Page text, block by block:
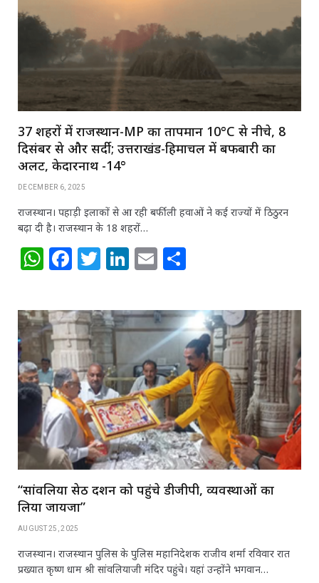
p
p
o
o
k
n
37 शहरों में राजस्थान-MP का तापमान 10°C से नीचे, 8
दिसंबर से और सर्दी; उत्तराखंड-हिमाचल में बर्फबारी का
अलर्ट, केदारनाथ -14°
DECEMBER 6, 2025
राजस्थान। पहाड़ी इलाकों से आ रही बर्फीली हवाओं ने कई राज्यों में ठिठुरन
बढ़ा दी है। राजस्थान के 18 शहरों…
W
at
s
A
p
p
F
c
e
b
o
o
k
T
itt
e
r
Li
k
e
dI
n
E
ai
l
ar
e
“सांवलिया सेठ दर्शन को पहुंचे डीजीपी, व्यवस्थाओं का
लिया जायजा”
AUGUST 25, 2025
राजस्थान। राजस्थान पुलिस के पुलिस महानिदेशक राजीव शर्मा रविवार रात
प्रख्यात कृष्ण धाम श्री सांवलियाजी मंदिर पहुंचे। यहां उन्होंने भगवान…